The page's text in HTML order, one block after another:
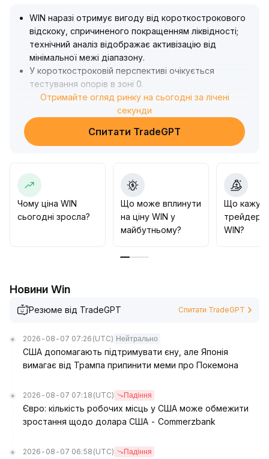
WIN наразі отримує вигоду від короткострокового
відскоку, спричиненого покращенням ліквідності;
технічний аналіз відображає активізацію від
мінімальної межі діапазону.
У короткостроковій перспективі очікується
тестування опорів в зоні 0.
0034~0.
Проте слід остерігатися того, що макроекономічне
середовище фундаментально не змінилося на
Стратегічно рекомендується поступово входити в
позиції відповідно до тренду, строго контролювати
розміри угод, різко продавати при падінні нижче 0.
0029 та поступово збільшувати позиції при пробої
Динамічно відслідковувати показники ліквідності та
волатильності
Отримайте огляд ринку на сьогодні за лічені
секунди
Спитати TradeGPT
Чому ціна WIN
сьогодні зросла?
Що може вплинути
на ціну WIN у
майбутньому?
Що
трейдери
WIN?
Новини Win
Резюме від TradeGPT Спитати TradeGPT
2026-08-07 07:26 (UTC) Нейтрально
США допомагають підтримувати єну, але Японія
вимагає від Трампа припинити меми про Покемона
2026-08-07 07:18 (UTC) Падіння
Євро: кількість робочих місць у США може обмежити
зростання щодо долара США - Commerzbank
2026-08-07 06:58 (UTC) Падіння